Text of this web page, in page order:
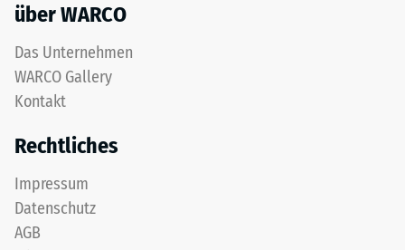
über WARCO
Das Unternehmen
WARCO Gallery
Kontakt
Rechtliches
Impressum
Datenschutz
AGB